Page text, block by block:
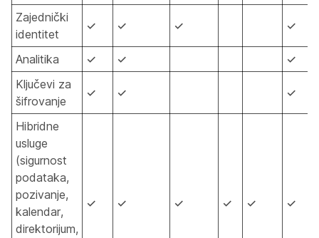
Zajednički
identitet
✓ ✓ ✓ ✓
Analitika ✓ ✓
✓
Ključevi za
šifrovanje
✓ ✓ ✓
Hibridne
usluge
(sigurnost
podataka,
pozivanje,
kalendar,
direktorijum,
✓ ✓ ✓ ✓ ✓ ✓